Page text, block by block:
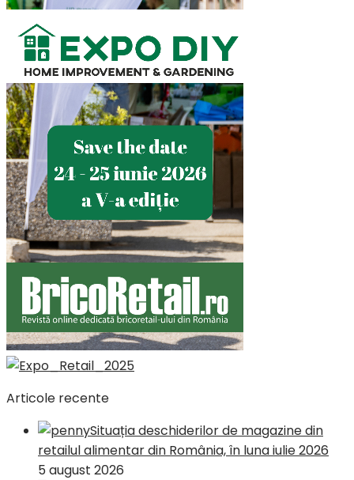
Articole recente
Situația deschiderilor de magazine din
retailul alimentar din România, în luna iulie 2026
5 august 2026